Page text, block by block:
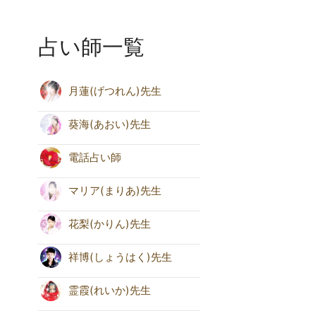
占い師一覧
月蓮(げつれん)先生
葵海(あおい)先生
電話占い師
マリア(まりあ)先生
花梨(かりん)先生
祥博(しょうはく)先生
霊霞(れいか)先生